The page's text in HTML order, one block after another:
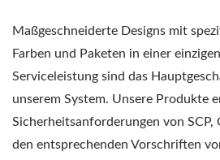
Maßgeschneiderte Designs mit
Farben und Paketen in einer
Serviceleistung sind das
unserem System. Unsere Produkte
Sicherheitsanforderungen von SCP,
den entsprechenden Vorschriften